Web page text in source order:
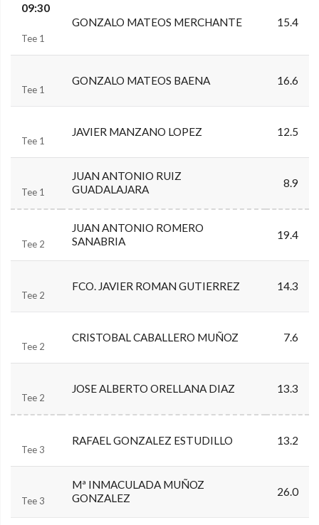
09:30
Tee 1
GONZALO MATEOS MERCHANTE 15.4
Tee 1
GONZALO MATEOS BAENA 16.6
Tee 1
JAVIER MANZANO LOPEZ 12.5
Tee 1
JUAN ANTONIO RUIZ
GUADALAJARA
8.9
Tee 2
JUAN ANTONIO ROMERO
SANABRIA
19.4
Tee 2
FCO. JAVIER ROMAN GUTIERREZ 14.3
Tee 2
CRISTOBAL CABALLERO MUÑOZ 7.6
Tee 2
JOSE ALBERTO ORELLANA DIAZ 13.3
Tee 3
RAFAEL GONZALEZ ESTUDILLO 13.2
Tee 3
Mª INMACULADA MUÑOZ
GONZALEZ
26.0